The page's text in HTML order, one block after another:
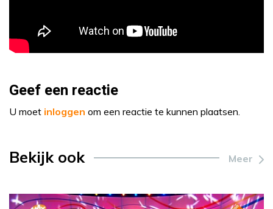
Geef een reactie
U moet inloggen om een reactie te kunnen plaatsen.
Bekijk ook Meer